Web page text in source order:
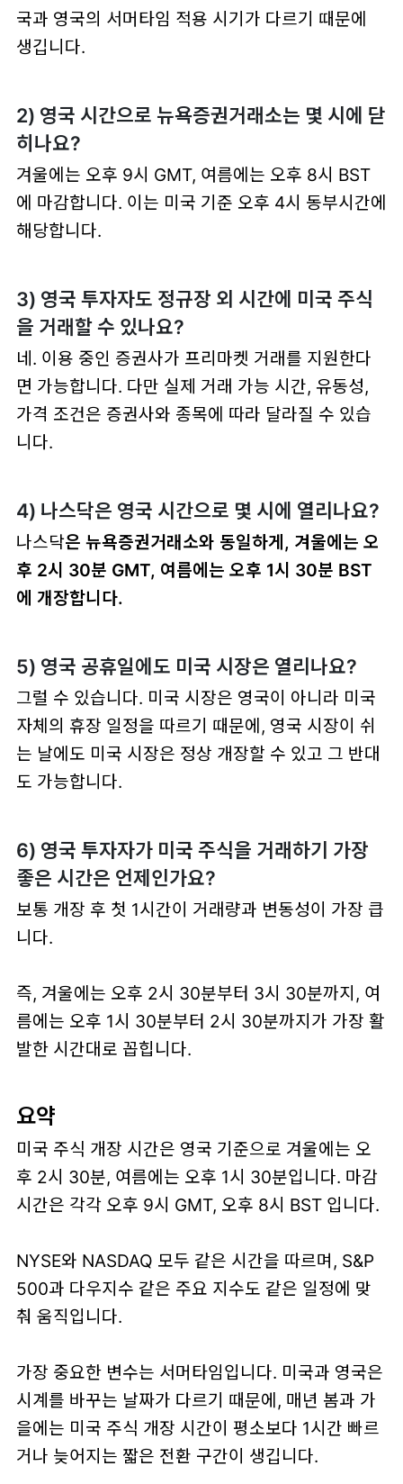
국과 영국의 서머타임 적용 시기가 다르기 때문에
생깁니다.
2) 영국 시간으로 뉴욕증권거래소는 몇 시에 닫
히나요?
겨울에는 오후 9시 GMT, 여름에는 오후 8시 BST
에 마감합니다. 이는 미국 기준 오후 4시 동부시간에
해당합니다.
3) 영국 투자자도 정규장 외 시간에 미국 주식
을 거래할 수 있나요?
네. 이용 중인 증권사가 프리마켓 거래를 지원한다
면 가능합니다. 다만 실제 거래 가능 시간, 유동성,
가격 조건은 증권사와 종목에 따라 달라질 수 있습
니다.
4) 나스닥은 영국 시간으로 몇 시에 열리나요?
나스닥은 뉴욕증권거래소와 동일하게, 겨울에는 오
후 2시 30분 GMT, 여름에는 오후 1시 30분 BST
에 개장합니다.
5) 영국 공휴일에도 미국 시장은 열리나요?
그럴 수 있습니다. 미국 시장은 영국이 아니라 미국
자체의 휴장 일정을 따르기 때문에, 영국 시장이 쉬
는 날에도 미국 시장은 정상 개장할 수 있고 그 반대
도 가능합니다.
6) 영국 투자자가 미국 주식을 거래하기 가장
좋은 시간은 언제인가요?
보통 개장 후 첫 1시간이 거래량과 변동성이 가장 큽
니다.
즉, 겨울에는 오후 2시 30분부터 3시 30분까지 , 여
름에는 오후 1시 30분부터 2시 30분까지 가 가장 활
발한 시간대로 꼽힙니다.
요약
미국 주식 개장 시간은 영국 기준으로 겨울에는 오
후 2시 30분, 여름에는 오후 1시 30분입니다. 마감
시간은 각각 오후 9시 GMT, 오후 8시 BST입니다.
NYSE와 NASDAQ 모두 같은 시간을 따르며, S&P
500과 다우지수 같은 주요 지수도 같은 일정에 맞
춰 움직입니다.
가장 중요한 변수는 서머타임입니다. 미국과 영국은
시계를 바꾸는 날짜가 다르기 때문에, 매년 봄과 가
을에는 미국 주식 개장 시간이 평소보다 1시간 빠르
거나 늦어지는 짧은 전환 구간이 생깁니다.